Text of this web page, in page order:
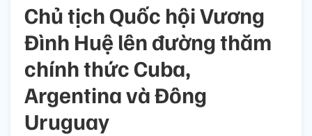
Chủ tịch Quốc hội Vương
Đình Huệ lên đường thăm
chính thức Cuba,
Argentina và Đông
Uruguay